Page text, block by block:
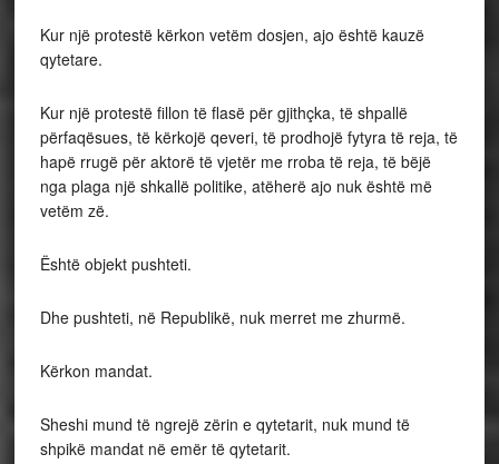
Kur një protestë kërkon vetëm dosjen, ajo është kauzë
qytetare.
Kur një protestë fillon të flasë për gjithçka, të shpallë
përfaqësues, të kërkojë qeveri, të prodhojë fytyra të reja, të
hapë rrugë për aktorë të vjetër me rroba të reja, të bëjë
nga plaga një shkallë politike, atëherë ajo nuk është më
vetëm zë.
Është objekt pushteti.
Dhe pushteti, në Republikë, nuk merret me zhurmë.
Kërkon mandat.
Sheshi mund të ngrejë zërin e qytetarit, nuk mund të
shpikë mandat në emër të qytetarit.